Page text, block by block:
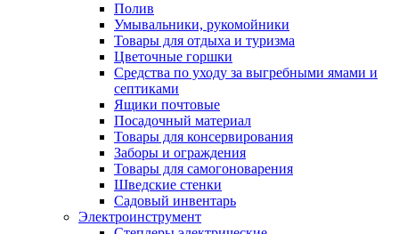
Полив
Умывальники, рукомойники
Товары для отдыха и туризма
Цветочные горшки
Средства по уходу за выгребными ямами и
септиками
Ящики почтовые
Посадочный материал
Товары для консервирования
Заборы и ограждения
Товары для самогоноварения
Шведские стенки
Садовый инвентарь
Электроинструмент